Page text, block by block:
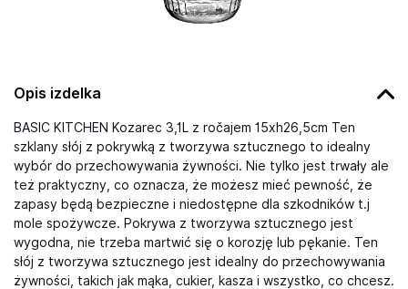
Opis izdelka
BASIC KITCHEN Kozarec 3,1L z ročajem 15xh26,5cm Ten
szklany słój z pokrywką z tworzywa sztucznego to idealny
wybór do przechowywania żywności. Nie tylko jest trwały ale
też praktyczny, co oznacza, że możesz mieć pewność, że
zapasy będą bezpieczne i niedostępne dla szkodników t.j
mole spożywcze. Pokrywa z tworzywa sztucznego jest
wygodna, nie trzeba martwić się o korozję lub pękanie. Ten
słój z tworzywa sztucznego jest idealny do przechowywania
żywności, takich jak mąka, cukier, kasza i wszystko, co chcesz.